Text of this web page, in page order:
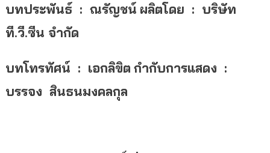
บทประพันธ์ : ณรัญชน์ ผลิตโดย : บริษัท
ที.วี.ซีน จำกัด
บทโทรทัศน์ : เอกลิขิต กำกับการแสดง :
บรรจง สินธนมงคลกุล